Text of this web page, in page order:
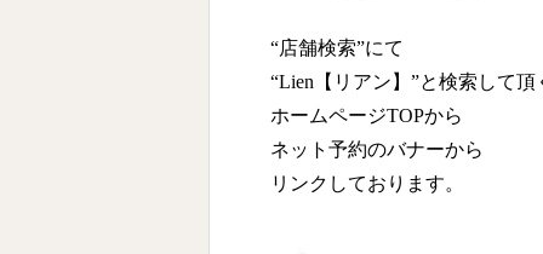
“店舗検索”にて
“Lien【リアン】”と検索して頂
ホームページTOPから
ネット予約のバナーから
リンクしております。